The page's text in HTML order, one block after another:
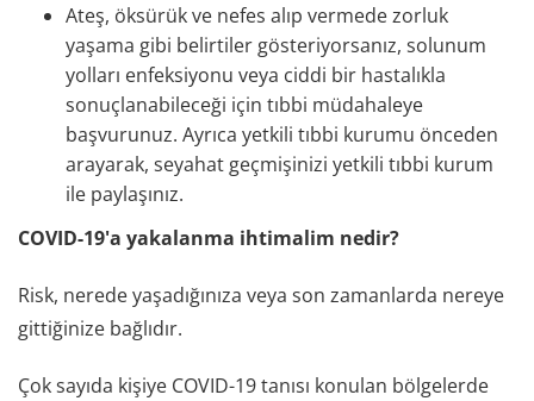
Ateş, öksürük ve nefes alıp vermede zorluk
yaşama gibi belirtiler gösteriyorsanız, solunum
yolları enfeksiyonu veya ciddi bir hastalıkla
sonuçlanabileceği için tıbbi müdahaleye
başvurunuz. Ayrıca yetkili tıbbi kurumu önceden
arayarak, seyahat geçmişinizi yetkili tıbbi kurum
ile paylaşınız.
COVID-19'a yakalanma ihtimalim nedir?
Risk, nerede yaşadığınıza veya son zamanlarda nereye
gittiğinize bağlıdır.
Çok sayıda kişiye COVID-19 tanısı konulan bölgelerde